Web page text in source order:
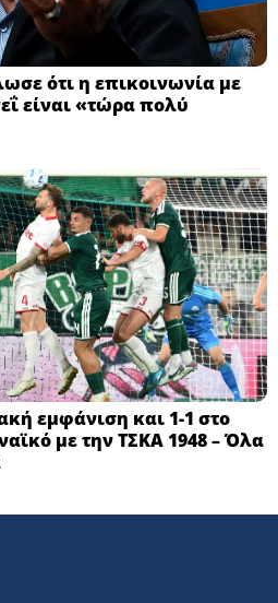
ότι η επικοινωνία με
είναι «τώρα πολύ
εμφάνιση και 1-1 στο
με την ΤΣΚΑ 1948 – Όλα